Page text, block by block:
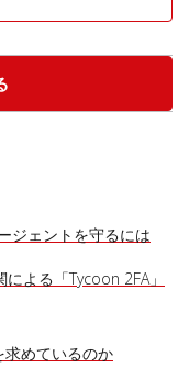
ジェントを守るには
よる「Tycoon 2FA」
めているのか